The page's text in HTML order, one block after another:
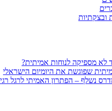
ובצקתיות
לא מספיקה לנוחות אמיתית?
נשלף – הפתרון האמיתי לרגל